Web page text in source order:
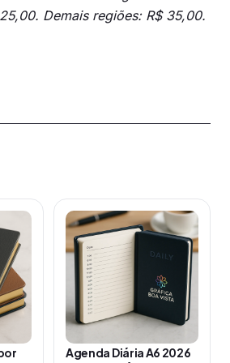
Demais regiões: R$ 35,00.
Agenda Diária A6 2026
Este
produto
tem
várias
variantes.
As
opções